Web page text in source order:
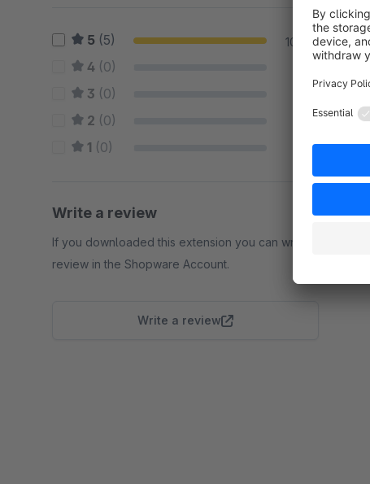
5 (5) 100 %
4 (0)
3 (0)
2 (0)
1 (0) 0 %
Write a review
If you downloaded this extension you can write a
review in the Shopware Account.
Write a review